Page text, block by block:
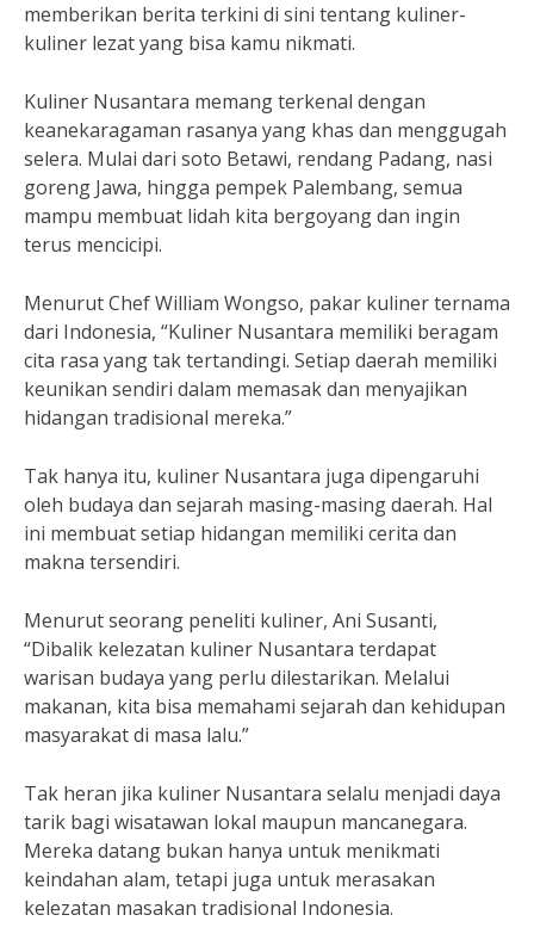
memberikan berita terkini di sini tentang kuliner-
kuliner lezat yang bisa kamu nikmati.
Kuliner Nusantara memang terkenal dengan
keanekaragaman rasanya yang khas dan menggugah
selera. Mulai dari soto Betawi, rendang Padang, nasi
goreng Jawa, hingga pempek Palembang, semua
mampu membuat lidah kita bergoyang dan ingin
terus mencicipi.
Menurut Chef William Wongso, pakar kuliner ternama
dari Indonesia, “Kuliner Nusantara memiliki beragam
cita rasa yang tak tertandingi. Setiap daerah memiliki
keunikan sendiri dalam memasak dan menyajikan
hidangan tradisional mereka.”
Tak hanya itu, kuliner Nusantara juga dipengaruhi
oleh budaya dan sejarah masing-masing daerah. Hal
ini membuat setiap hidangan memiliki cerita dan
makna tersendiri.
Menurut seorang peneliti kuliner, Ani Susanti,
“Dibalik kelezatan kuliner Nusantara terdapat
warisan budaya yang perlu dilestarikan. Melalui
makanan, kita bisa memahami sejarah dan kehidupan
masyarakat di masa lalu.”
Tak heran jika kuliner Nusantara selalu menjadi daya
tarik bagi wisatawan lokal maupun mancanegara.
Mereka datang bukan hanya untuk menikmati
keindahan alam, tetapi juga untuk merasakan
kelezatan masakan tradisional Indonesia.